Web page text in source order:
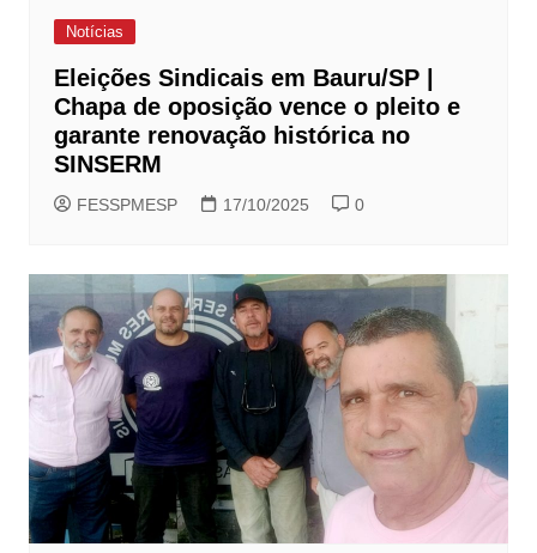
Notícias
Eleições Sindicais em Bauru/SP |
Chapa de oposição vence o pleito e
garante renovação histórica no
SINSERM
FESSPMESP 17/10/2025 0